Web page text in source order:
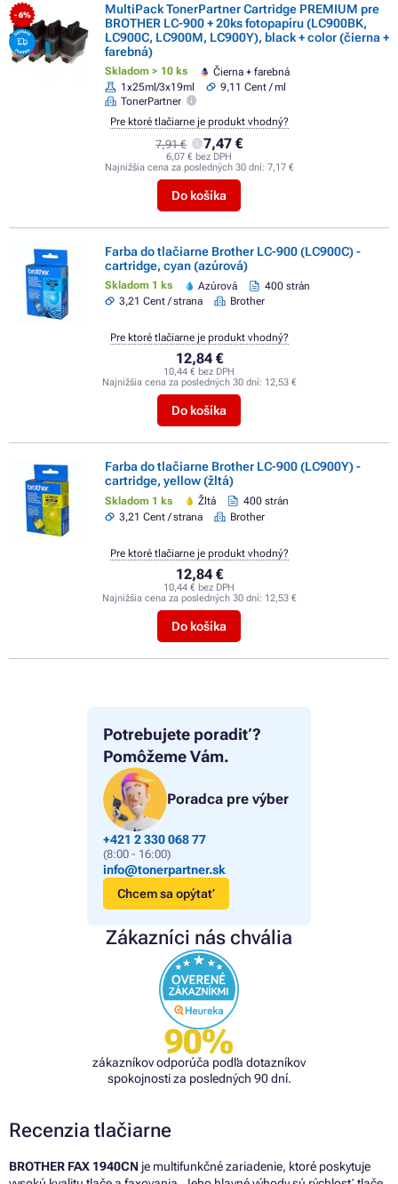
Potrebujete poradiť?
Pomôžeme Vám.
Poradca pre výber
+421 2 330 068 77
(8:00 - 16:00)
info@tonerpartner.sk
Chcem sa opýtať
Zákazníci nás chvália
90%
zákazníkov odporúča podľa dotazníkov
spokojnosti za posledných 90 dní.
- 6%
MultiPack TonerPartner Cartridge PREMIUM pre
BROTHER LC-900 + 20ks fotopapíru (LC900BK,
LC900C, LC900M, LC900Y), black + color (čierna +
farebná)
Skladom > 10 ks
Čierna + farebná
1x25ml/3x19ml
9,11 Cent / ml
TonerPartner
7,91 € 7,47 €
6,07 € bez DPH
Najnižšia cena za posledných 30 dní: 7,17 €
Do košíka
Pre ktoré tlačiarne je produkt vhodný?
Farba do tlačiarne Brother LC-900 (LC900C) -
cartridge, cyan (azúrová)
Skladom 1 ks Azúrová
400 strán
3,21 Cent / strana
Brother
12,84 €
10,44 € bez DPH
Najnižšia cena za posledných 30 dní: 12,53 €
Do košíka
Pre ktoré tlačiarne je produkt vhodný?
Farba do tlačiarne Brother LC-900 (LC900Y) -
cartridge, yellow (žltá)
Skladom 1 ks Žltá
400 strán
3,21 Cent / strana
Brother
12,84 €
10,44 € bez DPH
Najnižšia cena za posledných 30 dní: 12,53 €
Do košíka
Pre ktoré tlačiarne je produkt vhodný?
Recenzia tlačiarne
BROTHER FAX 1940CN je multifunkčné zariadenie, ktoré poskytuje